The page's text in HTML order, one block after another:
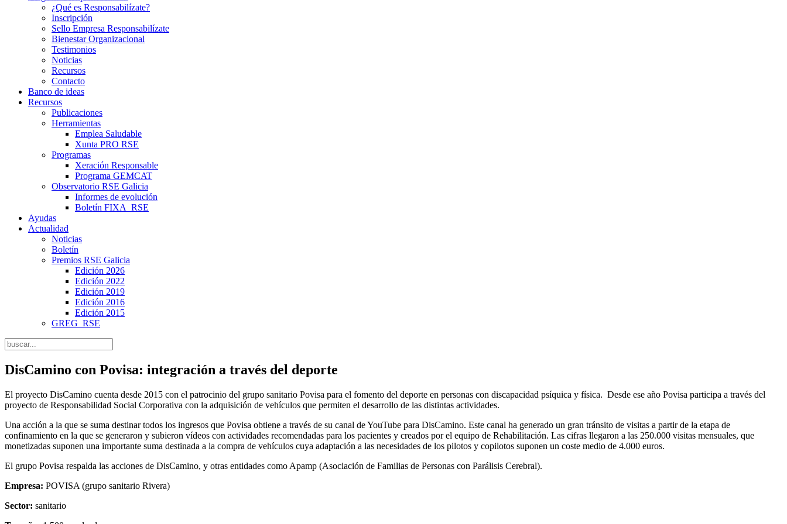
¿Qué es Responsabilízate?
Inscripción
Sello Empresa Responsabilízate
Bienestar Organizacional
Testimonios
Noticias
Recursos
Contacto
Banco de ideas
Recursos
Publicaciones
Herramientas
Emplea Saludable
Xunta PRO RSE
Programas
Xeración Responsable
Programa GEMCAT
Observatorio RSE Galicia
Informes de evolución
Boletín FIXA_RSE
Ayudas
Actualidad
Noticias
Boletín
Premios RSE Galicia
Edición 2026
Edición 2022
Edición 2019
Edición 2016
Edición 2015
GREG_RSE
DisCamino con Povisa: integración a través del deporte
El proyecto DisCamino cuenta desde 2015 con el patrocinio del grupo sanitario Povisa para el fomento del deporte en personas con discapacidad psíquica y física. Desde ese año Povisa participa a través del
proyecto de Responsabilidad Social Corporativa con la adquisición de vehículos que permiten el desarrollo de las distintas actividades.
Una acción a la que se suma destinar todos los ingresos que Povisa obtiene a través de su canal de YouTube para DisCamino. Este canal ha generado un gran tránsito de visitas a partir de la etapa de
confinamiento en la que se generaron y subieron vídeos con actividades recomendadas para los pacientes y creados por el equipo de Rehabilitación. Las cifras llegaron a las 250.000 visitas mensuales, que
monetizadas suponen una importante suma destinada a la compra de vehículos cuya adaptación a las necesidades de los pilotos y copilotos suponen un coste medio de 4.000 euros.
El grupo Povisa respalda las acciones de DisCamino, y otras entidades como Apamp (Asociación de Familias de Personas con Parálisis Cerebral).
Empresa: POVISA (grupo sanitario Rivera)
Sector: sanitario